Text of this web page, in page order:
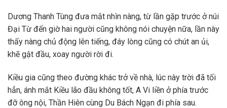
Dương Thanh Tùng đưa mắt nhìn nàng, từ lần gặp trước ở núi
Đại Từ đến giờ hai người cũng không nói chuyện nữa, lần này
thấy nàng chủ động lên tiếng, đáy lòng cũng có chút an ủi,
khẽ gật đầu, xoay người rời đi.
Kiều gia cũng theo đường khác trở về nhà, lúc này trời đã tối
hẳn, ánh mắt Kiều lão đầu không tốt, A Vi liền ở phía trước
đỡ ông nội, Thần Hiên cùng Du Bách Ngạn đi phía sau.